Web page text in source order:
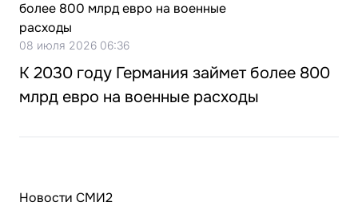
08 июля 2026 06:36
К 2030 году Германия займет более 800
млрд евро на военные расходы
Новости СМИ2